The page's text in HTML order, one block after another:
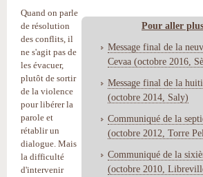
Pour aller
Message final de la
Cevaa (octobre 2016,
Message final de la
(octobre 2014, Saly)
Communiqué de la
(octobre 2012, Torre
Communiqué de la
(octobre 2010,
Quand on parle
de résolution
des conflits, il
ne s'agit pas de
les évacuer,
plutôt de sortir
de la violence
pour libérer la
parole et
rétablir un
dialogue. Mais
la difficulté
d'intervenir